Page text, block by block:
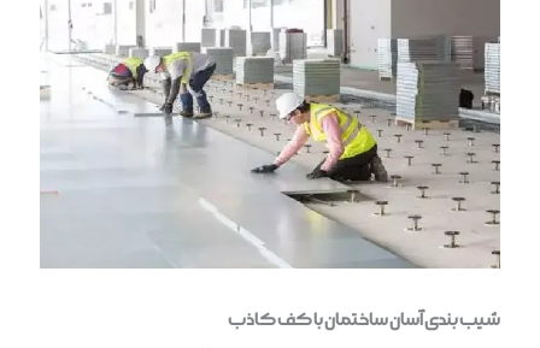
شیب بندی آسان ساختمان با کف کاذب